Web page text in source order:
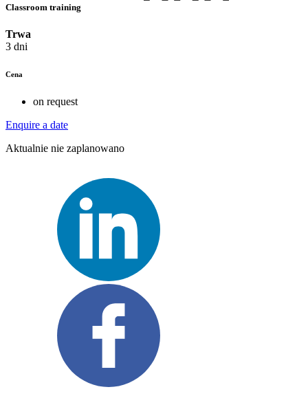
Classroom training
Trwa
3 dni
Cena
on request
Enquire a date
Aktualnie nie zaplanowano